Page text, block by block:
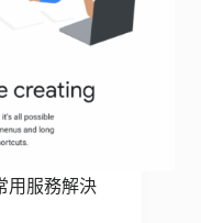
用服務解決